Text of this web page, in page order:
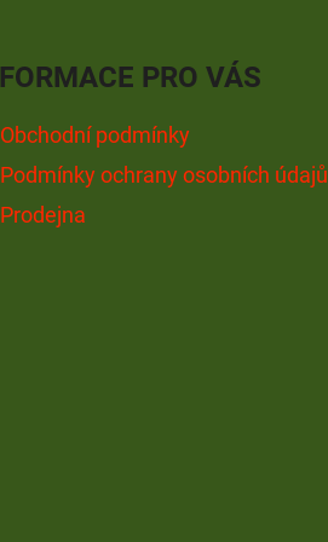
PRO VÁS
Obchodní podmínky
Podmínky ochrany osobních údajů
Prodejna